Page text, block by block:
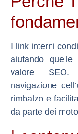
I link interni
aiutando quelle
valore SEO.
navigazione
rimbalzo e
da parte dei